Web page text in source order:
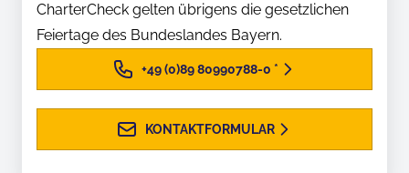
CharterCheck gelten übrigens die gesetzlichen
Feiertage des Bundeslandes Bayern.
+49 (0)89 80990788-0 *
KONTAKTFORMULAR